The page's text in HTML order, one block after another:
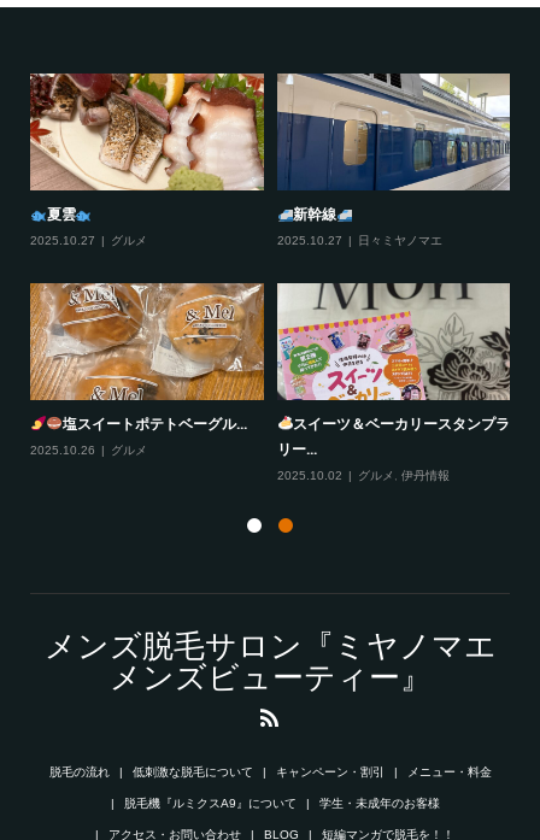
夏雲
2025.10.27 グルメ
新幹線
2025.10.27 日々ミヤノマエ
塩スイートポテトベーグル...
2025.10.26 グルメ
スイーツ＆ベーカリースタンプラ
リー...
2025.10.02 グルメ 伊丹情報
メンズ脱毛サロン『ミヤノマエ
メンズビューティー』
脱毛の流れ 低刺激な脱毛について キャンペーン・割引 メニュー・料金
脱毛機『ルミクスA9』について 学生・未成年のお客様
アクセス・お問い合わせ BLOG 短編マンガで脱毛を！！